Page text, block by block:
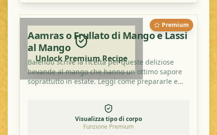
Premium
Unlock Premium Recipe
Aamras o Frullato di Mango e Lassi
al Mango
Balendu scrive la ricetta per queste deliziose
bevande al mango che hanno un ottimo sapore
soprattutto in estate. Leggi come prepararle e
Visualizza tipo di corpo
Funzione Premium